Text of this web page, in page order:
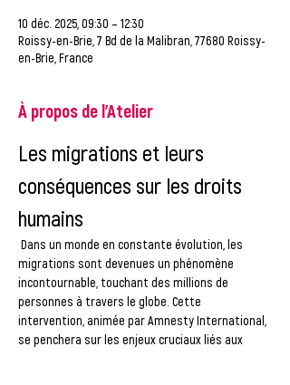
10 déc. 2025, 09:30 – 12:30
Roissy-en-Brie, 7 Bd de la Malibran, 77680 Roissy-
en-Brie, France
À propos de l'Atelier
Les migrations et leurs
conséquences sur les droits
humains
migrations sont devenues un phénomène
incontournable, touchant des millions de
personnes à travers le globe. Cette
intervention, animée par Amnesty International,
se penchera sur les enjeux cruciaux liés aux